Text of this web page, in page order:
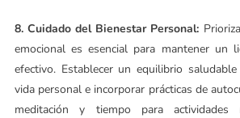
8. Cuidado del Bienestar Personal:
emocional es esencial para mantener un
efectivo. Establecer un equilibrio
vida personal e incorporar prácticas de
meditación y tiempo para actividades